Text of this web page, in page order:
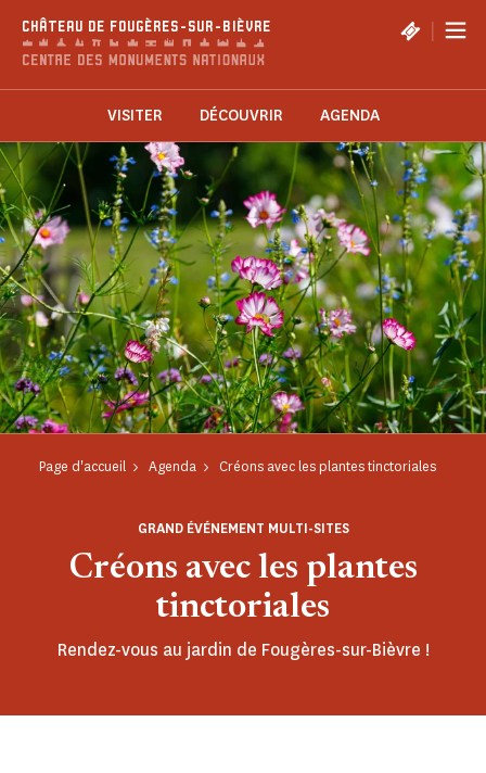
CHÂTEAU DE FOUGÈRES-SUR-BIÈVRE |
VISITER DÉCOUVRIR AGENDA
Page d'accueil Agenda Créons avec les plantes tinctoriales
Créons avec les plantes
tinctoriales
GRAND ÉVÉNEMENT MULTI-SITES
Rendez-vous au jardin de Fougères-sur-Bièvre !